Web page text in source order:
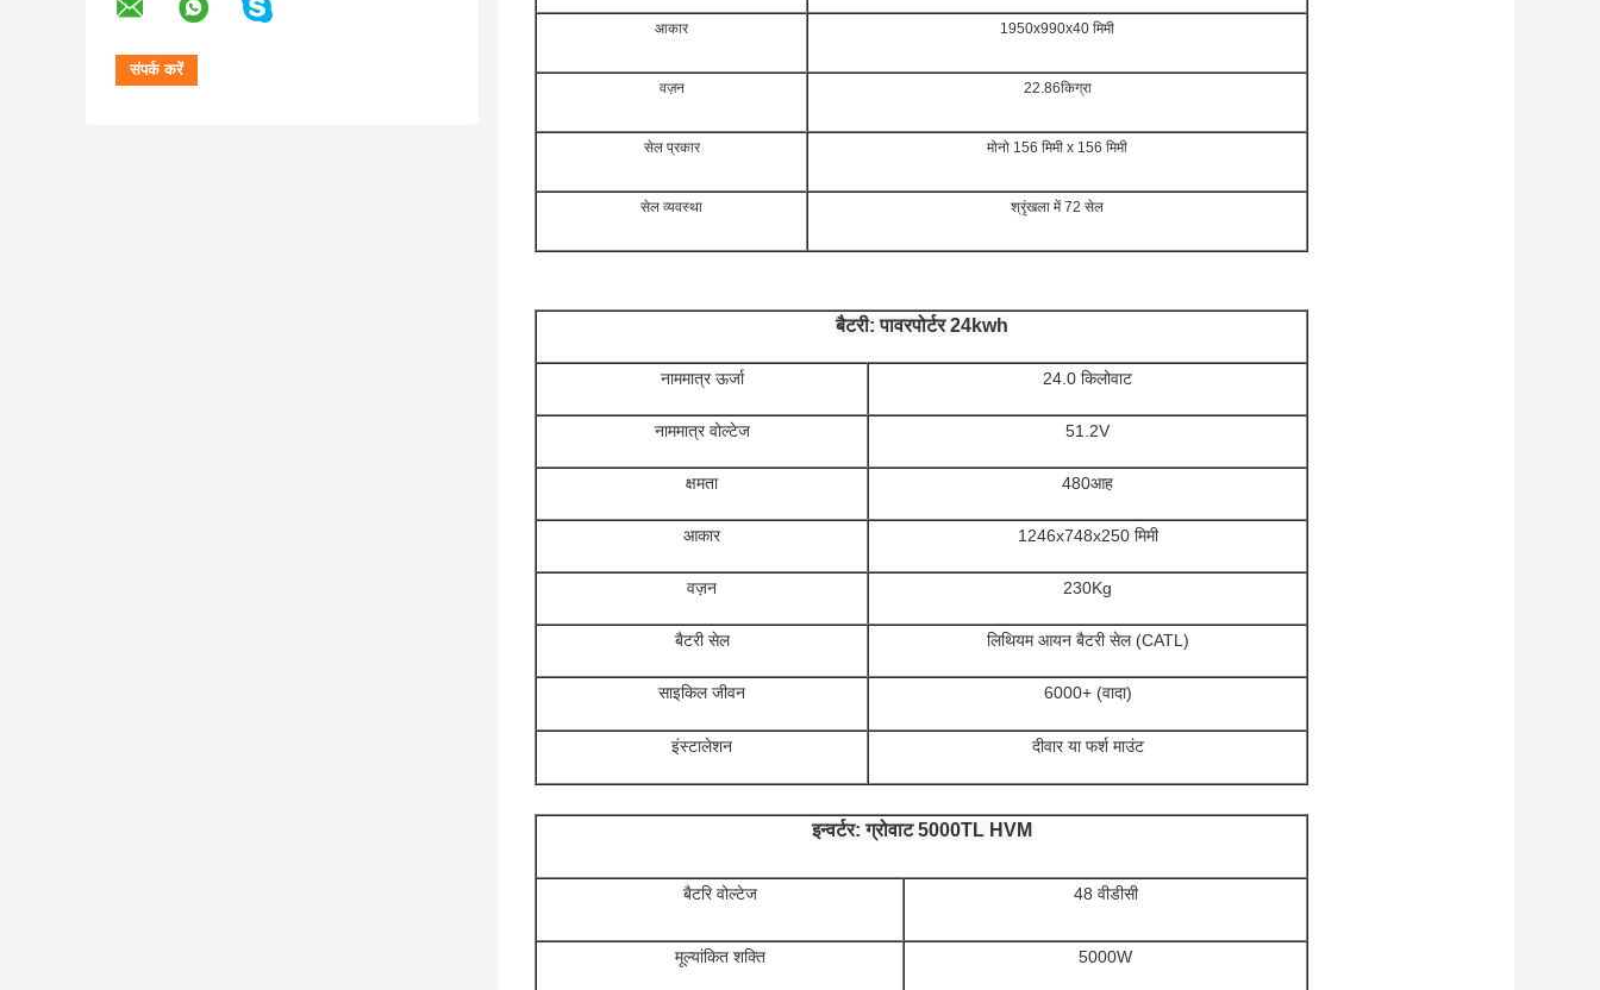
आकार 1950x990x40 मिमी
वज़न 22.86किग्रा
सेल प्रकार मोनो 156 मिमी x 156 मिमी
सेल व्यवस्था श्रृंखला में 72 सेल
बैटरी: पावरपोर्टर 24kwh
नाममात्र ऊर्जा 24.0 किलोवाट
नाममात्र वोल्टेज 51.2V
क्षमता 480आह
आकार 1246x748x250 मिमी
वज़न 230Kg
बैटरी सेल लिथियम आयन बैटरी सेल (CATL)
साइकिल जीवन 6000+ (वादा)
इंस्टालेशन दीवार या फर्श माउंट
इन्वर्टर: ग्रोवाट 5000TL HVM
बैटरि वोल्टेज 48 वीडीसी
मूल्यांकित शक्ति 5000W